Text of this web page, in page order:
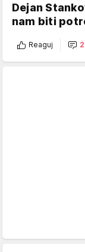
Dejan
nam biti
Reaguj 2